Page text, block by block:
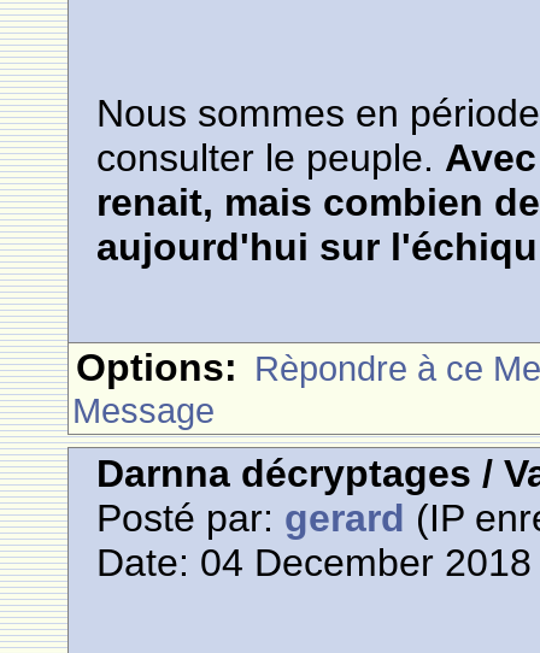
Nous sommes en
consulter le peuple.
renait, mais combien
aujourd'hui sur
Options: Rèpondre à ce
Message
Darnna décryptages /
Posté par: gerard (IP
Date: 04 December